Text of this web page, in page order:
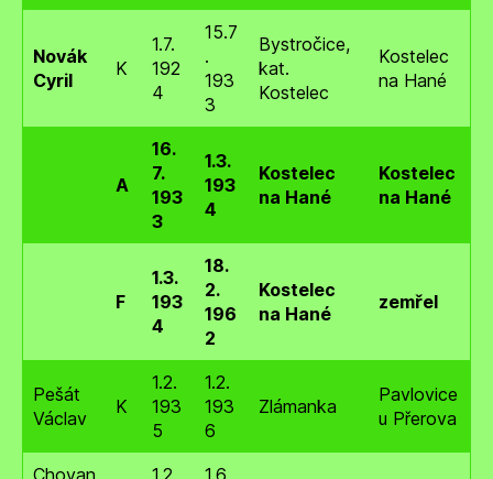
Novák
Cyril
K
1.7.
192
4
15.7
.
193
3
Bystročice,
kat.
Kostelec
Kostelec
na Hané
A
16.
7.
193
3
1.3.
193
4
Kostelec
na Hané
Kostelec
na Hané
F
1.3.
193
4
18.
2.
196
2
Kostelec
na Hané
zemřel
Pešát
Václav
K
1.2.
193
5
1.2.
193
6
Zlámanka
Pavlovice
u Přerova
Chovan 1.2. 1.6.